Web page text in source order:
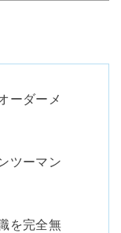
ーダーメ
ツーマン
を完全無